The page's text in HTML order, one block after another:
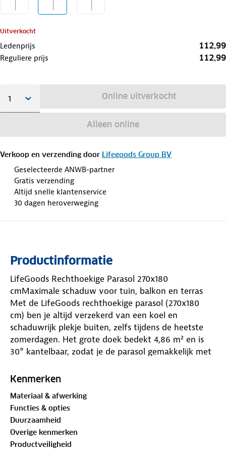
Uitverkocht
Ledenprijs 112,99
Reguliere prijs 112,99
Online uitverkocht
Alleen online
Verkoop en verzending door Lifegoods Group BV
Geselecteerde ANWB-partner
Gratis verzending
Altijd snelle klantenservice
30 dagen heroverweging
Productinformatie
LifeGoods Rechthoekige Parasol 270x180
cmMaximale schaduw voor tuin, balkon en terras
Met de LifeGoods rechthoekige parasol (270x180
cm) ben je altijd verzekerd van een koel en
schaduwrijk plekje buiten, zelfs tijdens de heetste
zomerdagen. Het grote doek bedekt 4,86 m² en is
30° kantelbaar, zodat je de parasol gemakkelijk met
bent. De zes metalen ribben zorgen voor een strak
UV-bescherming, waardoor 98% van de schadelijke
straling wordt gefilterd en jij zorgeloos buiten kunt
genieten. Het stevige, waterdichte polyester doek
en de solide stalen constructie maken de parasol
robuust en duurzaam. Dankzij de handige draagtas
Kenmerken
Materiaal & afwerking
Functies & opties
Duurzaamheid
Overige kenmerken
Productveiligheid